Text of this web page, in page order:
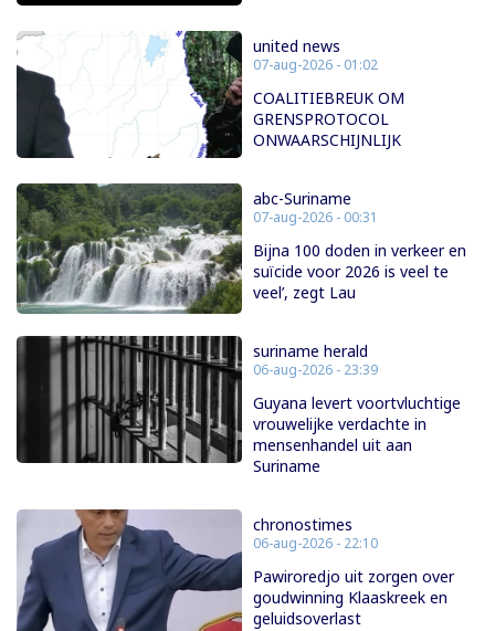
united news
07-aug-2026 - 01:02
COALITIEBREUK OM
GRENSPROTOCOL
ONWAARSCHIJNLIJK
abc-Suriname
07-aug-2026 - 00:31
Bijna 100 doden in verkeer en
suïcide voor 2026 is veel te
veel’, zegt Lau
suriname herald
06-aug-2026 - 23:39
Guyana levert voortvluchtige
vrouwelijke verdachte in
mensenhandel uit aan
Suriname
chronostimes
06-aug-2026 - 22:10
Pawiroredjo uit zorgen over
goudwinning Klaaskreek en
geluidsoverlast